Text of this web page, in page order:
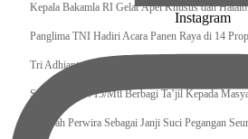
Kepala Bakamla RI Gelar Apel Khusus dan
Panglima TNI Hadiri Acara Panen Raya di 14
Tri Adhianto : Kota Bekasi Bisa Mempertahankan
Satgas Yonif 715/Mtl Berbagi Ta’jil Kepada
Sumpah Perwira Sebagai Janji Suci Pegangan
Instagram